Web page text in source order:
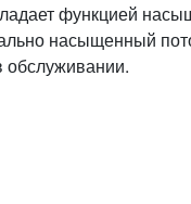
функцией
насыщенный
обслуживании.